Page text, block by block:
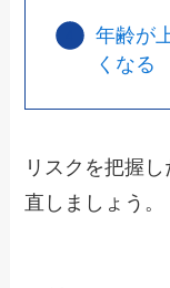
年齢が
くなる
リスクを把握
直しましょう。